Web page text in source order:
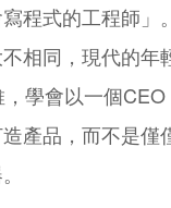
程式的工程師」
相同，現代的年
，學會以一個
產品，而不是僅